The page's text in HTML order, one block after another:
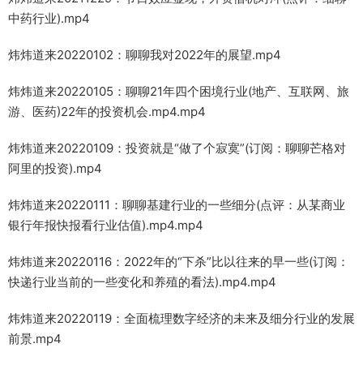
中药行业).mp4
炜炜道来20220102：聊聊我对2022年的展望.mp4
炜炜道来20220105：聊聊21年四个困境行业(地产、互联网、旅
游、医药)22年的投资机会.mp4.mp4
炜炜道来20220109：投资就是“做了个寂寞”(订阅：聊聊芒格对
阿里的投资).mp4
炜炜道来20220111：聊聊基建行业的一些细分(点评：从某商业
银行年报快报看行业估值).mp4.mp4
炜炜道来20220116：2022年的“下杀”比以往来的早一些(订阅：
快递行业当前的一些变化和养殖的看法).mp4.mp4
炜炜道来20220119：全面梳理数字经济的未来及细分行业的发展
前景.mp4